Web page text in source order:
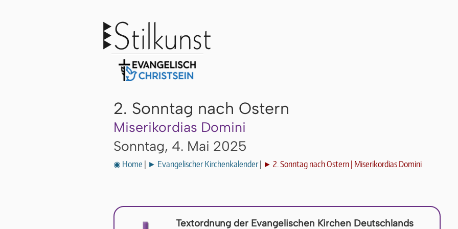
2. Sonntag nach Ostern
Miserikordias Domini
Sonntag, 4. Mai 2025
◉ Home | ► Evangelischer Kirchenkalender| ► 2. Sonntag nach Ostern | Miserikordias Domini
Textordnung der Evangelischen Kirchen Deutschlands